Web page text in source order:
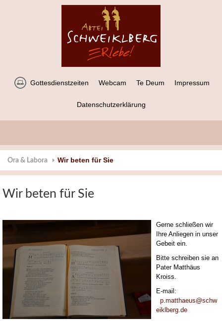
Gottesdienstzeiten Webcam Te Deum Impressum
Datenschutzerklärung
Ora & Labora Wir beten für Sie
Wir beten für Sie
Gerne schließen wir
Ihre Anliegen in unser
Gebeit ein.
Bitte schreiben sie an
Pater Matthäus
Kroiss.
E-mail:
p.matthaeus@schw
eiklberg.de